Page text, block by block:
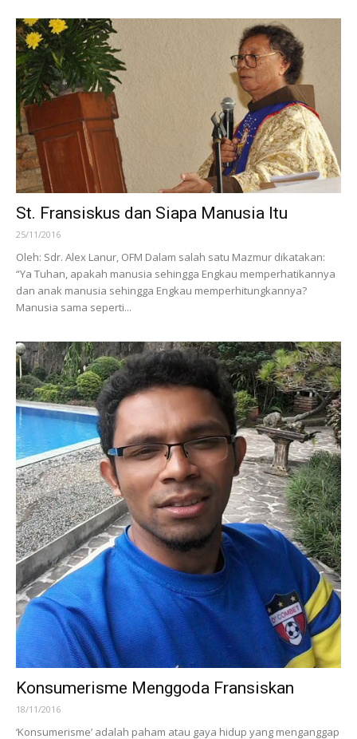
St. Fransiskus dan Siapa Manusia Itu
25/11/2016
Oleh: Sdr. Alex Lanur, OFM Dalam salah satu Mazmur dikatakan:
“Ya Tuhan, apakah manusia sehingga Engkau memperhatikannya
dan anak manusia sehingga Engkau memperhitungkannya?
Manusia sama seperti...
Konsumerisme Menggoda Fransiskan
18/11/2016
‘Konsumerisme’ adalah paham atau gaya hidup yang menganggap